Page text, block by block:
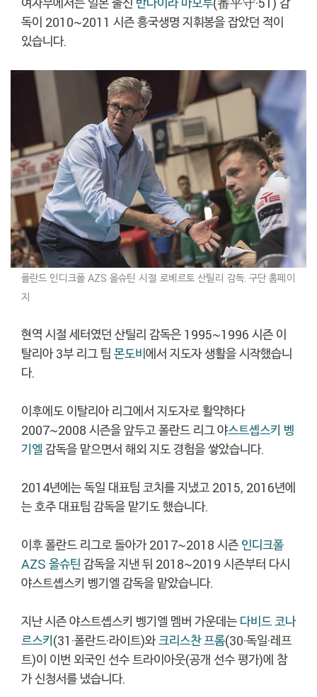
독이 2010~2011 시즌 흥국생명 지휘봉을 잡았던 적이
있습니다.
폴란드 인디크폴 AZS 올슈틴 시절 로베르토 산틸리 감독. 구단 홈페이
지
현역 시절 세터였던 산틸리 감독은 1995~1996 시즌 이
탈리아 3부 리그 팀 몬도비에서 지도자 생활을 시작했습니
다.
이후에도 이탈리아 리그에서 지도자로 활약하다
2007~2008 시즌을 앞두고 폴란드 리그 야스트솁스키 벵
기엘 감독을 맡으면서 해외 지도 경험을 쌓았습니다.
2014년에는 독일 대표팀 코치를 지냈고 2015, 2016년에
는 호주 대표팀 감독을 맡기도 했습니다.
이후 폴란드 리그로 돌아가 2017~2018 시즌 인디크폴
AZS 올슈틴 감독을 지낸 뒤 2018~2019 시즌부터 다시
야스트솁스키 벵기엘 감독을 맡았습니다.
지난 시즌 야스트솁스키 벵기엘 멤버 가운데는 다비드 코나
르스키(31·폴란드·라이트)와크리스찬 프롬(30·독일·레프
트)이 이번 외국인 선수 트라이아웃(공개 선수 평가)에 참
가 신청서를 냈습니다.